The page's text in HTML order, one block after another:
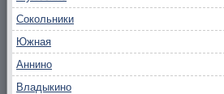
Сокольники
Южная
Аннино
Владыкино